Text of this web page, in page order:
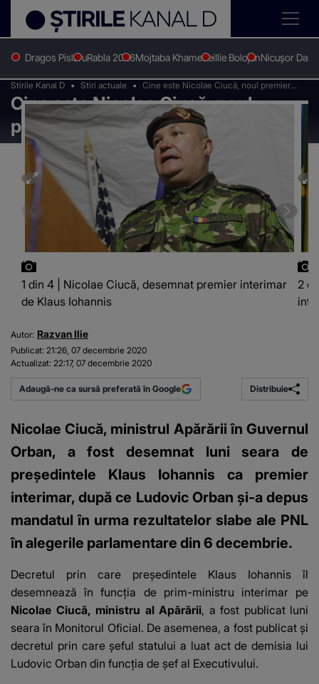
Dragos PislaruRabla 2026Mojtaba KhameneiIlie BolojanNicușor Dan
Stirile Kanal D Stiri actuale
Cine este Nicolae Ciucă, noul premier
interimar al României
Cine este Nicolae Ciucă, noul
premier interimar al României
1 din 4 | Nicolae Ciucă, desemnat premier interimar
de Klaus Iohannis
2
Autor: Razvan Ilie
Publicat: 21:26, 07 decembrie 2020
Actualizat: 22:17, 07 decembrie 2020
Adaugă-ne ca sursă preferată în Google Distribuie
Nicolae Ciucă, ministrul Apărării în Guvernul
Orban, a fost desemnat luni seara de
președintele Klaus Iohannis ca premier
interimar, după ce Ludovic Orban și-a depus
mandatul în urma rezultatelor slabe ale PNL
în alegerile parlamentare din 6 decembrie.
Decretul prin care preşedintele Klaus Iohannis îl
desemnează în funcţia de prim-ministru interimar pe
Nicolae Ciucă, ministru al Apărării, a fost publicat luni
seara în Monitorul Oficial. De asemenea, a fost publicat şi
decretul prin care şeful statului a luat act de demisia lui
Ludovic Orban din funcţia de şef al Executivului.